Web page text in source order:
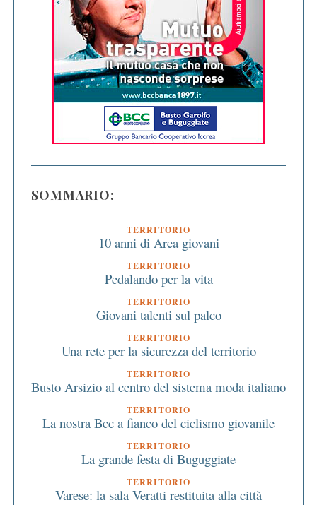
SOMMARIO:
TERRITORIO
10 anni di Area giovani
TERRITORIO
Pedalando per la vita
TERRITORIO
Giovani talenti sul palco
TERRITORIO
Una rete per la sicurezza del territorio
TERRITORIO
Busto Arsizio al centro del sistema moda italiano
TERRITORIO
La nostra Bcc a fianco del ciclismo giovanile
TERRITORIO
La grande festa di Buguggiate
TERRITORIO
Varese: la sala Veratti restituita alla città